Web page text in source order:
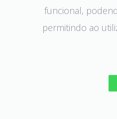
funcional,
permitindo ao